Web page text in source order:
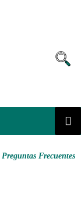
Preguntas Frecuentes